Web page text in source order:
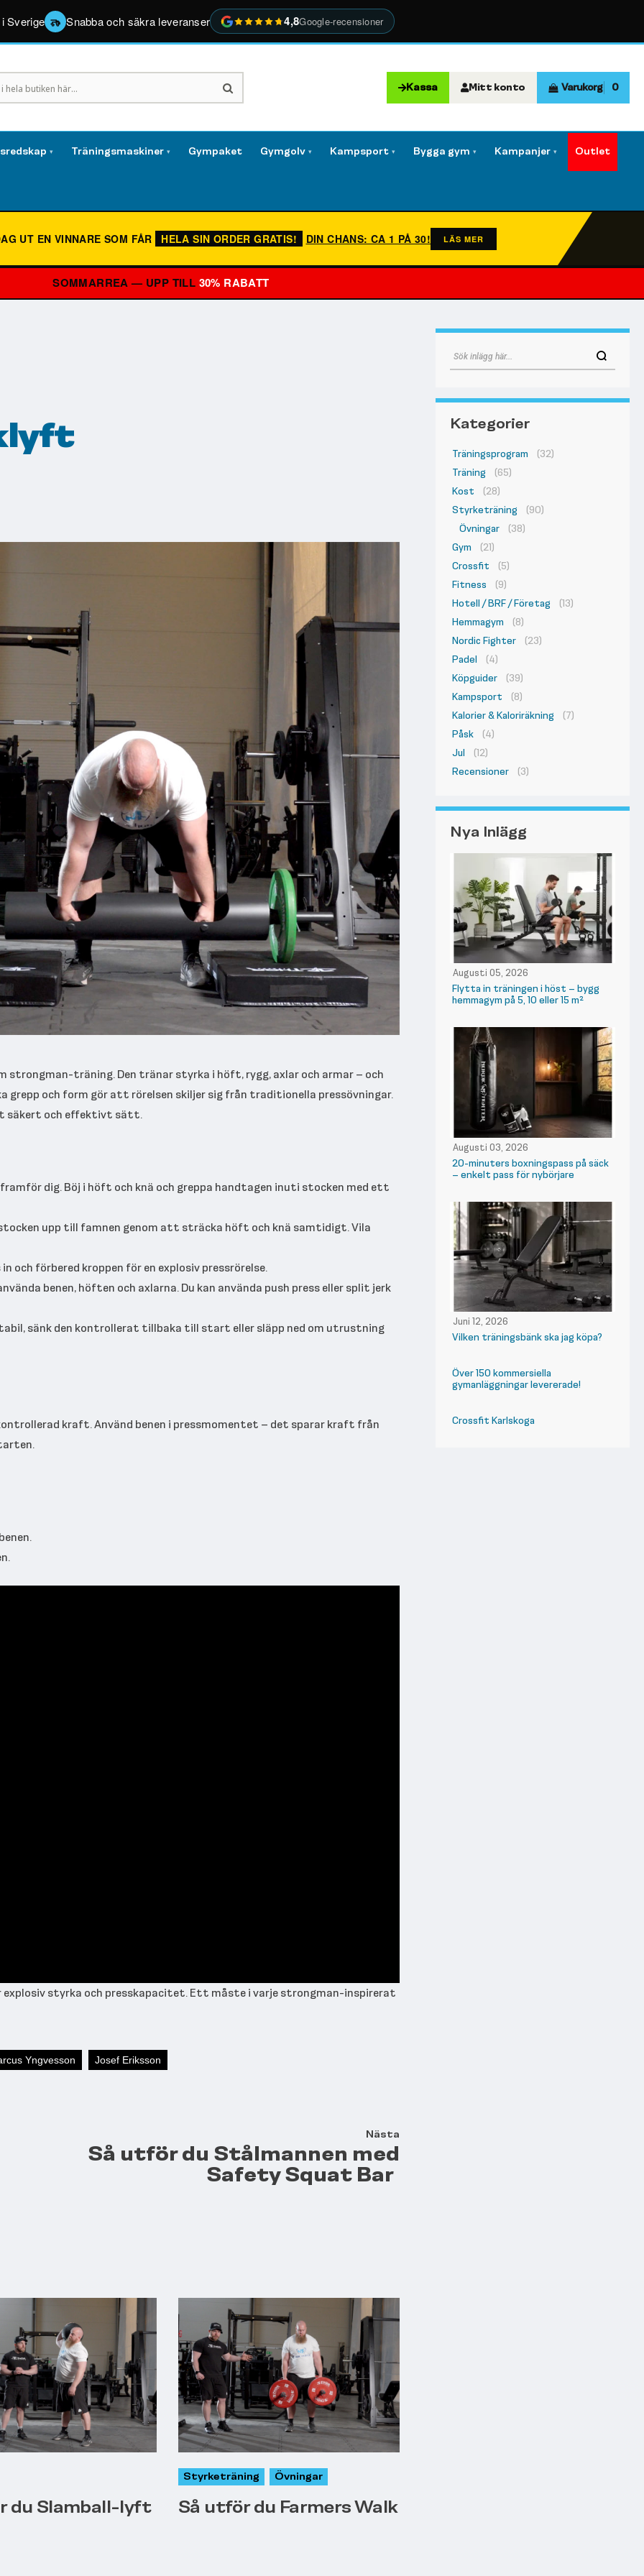
Sverige Snabba och säkra leveranser 4,8Google-recensioner
Kassa Mitt konto Varukorg 0
▾ Träningsmaskiner ▾ Gympaket Gymgolv ▾ Kampsport ▾ Bygga gym ▾ Kampanjer ▾ Outlet
UT EN VINNARE SOM FÅR HELA SIN ORDER GRATIS! DIN CHANS: CA 1 PÅ 30! LÄS MER
SOMMARREA — UPP TILL 30% RABATT
strongman-träning. Den tränar styrka i höft, rygg, axlar och armar – och
och form gör att rörelsen skiljer sig från traditionella pressövningar.
säkert och effektivt sätt.
dig. Böj i höft och knä och greppa handtagen inuti stocken med ett
upp till famnen genom att sträcka höft och knä samtidigt. Vila
förbered kroppen för en explosiv pressrörelse.
benen, höften och axlarna. Du kan använda push press eller split jerk
sänk den kontrollerat tillbaka till start eller släpp ned om utrustning
kraft. Använd benen i pressmomentet – det sparar kraft från
styrka och presskapacitet. Ett måste i varje strongman-inspirerat
Yngvesson Josef Eriksson
Nästa
Så utför du Stålmannen med
Safety Squat Bar
du Slamball-lyft
Styrketräning Övningar
Så utför du Farmers Walk
Kategorier
Träningsprogram
(32)
Träning
(65)
Kost
(28)
Styrketräning
(90)
Övningar
(38)
Gym
(21)
Crossfit
(5)
Fitness
(9)
Hotell / BRF / Företag
(13)
Hemmagym
(8)
Nordic Fighter
(23)
Padel
(4)
Köpguider
(39)
Kampsport
(8)
Kalorier & Kaloriräkning
(7)
Påsk
(4)
Jul
(12)
Recensioner
(3)
Nya Inlägg
Augusti 05, 2026
Flytta in träningen i höst – bygg
hemmagym på 5, 10 eller 15 m²
Augusti 03, 2026
20-minuters boxningspass på säck
– enkelt pass för nybörjare
Juni 12, 2026
Vilken träningsbänk ska jag köpa?
Över 150 kommersiella
gymanläggningar levererade!
Crossfit Karlskoga